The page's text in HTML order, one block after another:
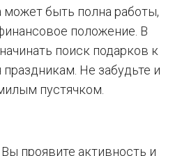
может быть полна работы,
положение. В
поиск подарков к
Не забудьте и
пустячком.
проявите активность и